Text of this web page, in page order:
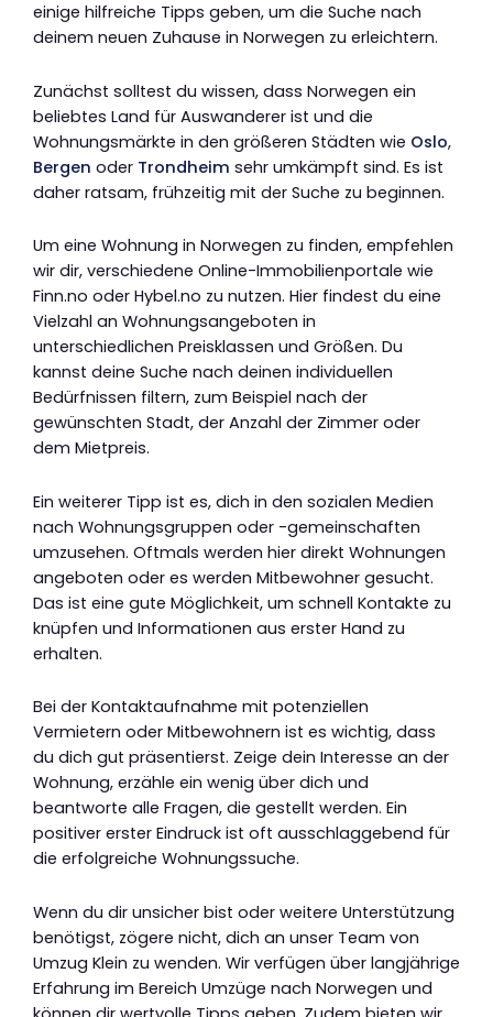
einige hilfreiche Tipps geben, um die Suche nach
deinem neuen Zuhause in Norwegen zu erleichtern.
Zunächst solltest du wissen, dass Norwegen ein
beliebtes Land für Auswanderer ist und die
Wohnungsmärkte in den größeren Städten wie Oslo,
Bergen oder Trondheim sehr umkämpft sind. Es ist
daher ratsam, frühzeitig mit der Suche zu beginnen.
Um eine Wohnung in Norwegen zu finden, empfehlen
wir dir, verschiedene Online-Immobilienportale wie
Finn.no oder Hybel.no zu nutzen. Hier findest du eine
Vielzahl an Wohnungsangeboten in
unterschiedlichen Preisklassen und Größen. Du
kannst deine Suche nach deinen individuellen
Bedürfnissen filtern, zum Beispiel nach der
gewünschten Stadt, der Anzahl der Zimmer oder
dem Mietpreis.
Ein weiterer Tipp ist es, dich in den sozialen Medien
nach Wohnungsgruppen oder -gemeinschaften
umzusehen. Oftmals werden hier direkt Wohnungen
angeboten oder es werden Mitbewohner gesucht.
Das ist eine gute Möglichkeit, um schnell Kontakte zu
knüpfen und Informationen aus erster Hand zu
erhalten.
Bei der Kontaktaufnahme mit potenziellen
Vermietern oder Mitbewohnern ist es wichtig, dass
du dich gut präsentierst. Zeige dein Interesse an der
Wohnung, erzähle ein wenig über dich und
beantworte alle Fragen, die gestellt werden. Ein
positiver erster Eindruck ist oft ausschlaggebend für
die erfolgreiche Wohnungssuche.
Wenn du dir unsicher bist oder weitere Unterstützung
benötigst, zögere nicht, dich an unser Team von
Umzug Klein zu wenden. Wir verfügen über langjährige
Erfahrung im Bereich Umzüge nach Norwegen und